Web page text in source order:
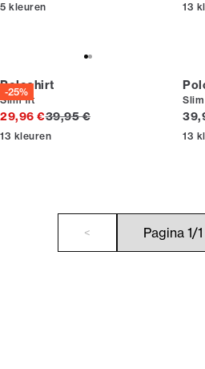
5 kleuren 13
-25%
Poloshirt
Slim fit
29,96 €Originele prijs
39,95 €
13 kleuren 13